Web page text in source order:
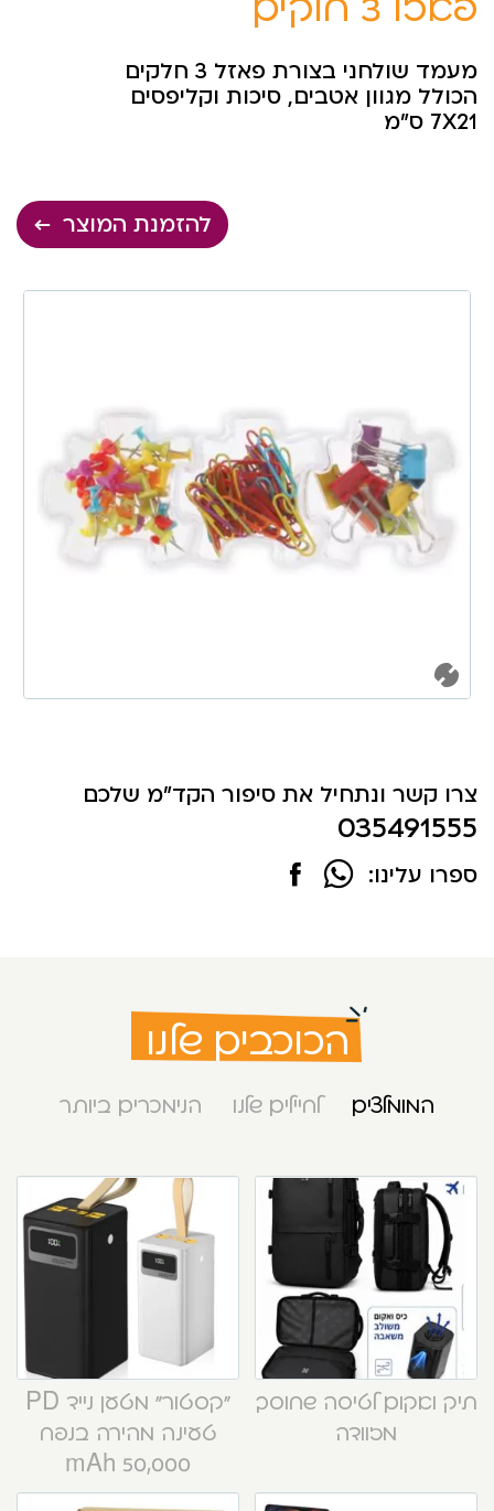
מעמד שולחני בצורת פאזל 3 חלקים
הכולל מגוון אטבים, סיכות וקליפסים
7X21 ס”מ
להזמנת המוצר
צרו קשר ונתחיל את סיפור הקד"מ שלכם
035491555
ספרו עלינו:
הכוכבים שלנו
המומלצים לחיילים שלנו הנימכרים ביותר
תיק ואקום לטיסה שחוסך
מזוודה
“קסטור” מטען נייד PD
טעינה מהירה בנפח
50,000 mAh